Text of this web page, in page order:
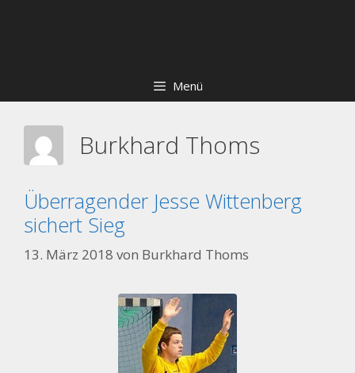
Menü
Burkhard Thoms
Überragender Jesse Wittenberg
sichert Sieg
13. März 2018 von Burkhard Thoms